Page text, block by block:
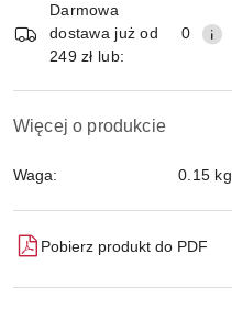
Darmowa
dostawa już od
249 zł lub:
0
Więcej o produkcie
Waga: 0.15 kg
Pobierz produkt do PDF